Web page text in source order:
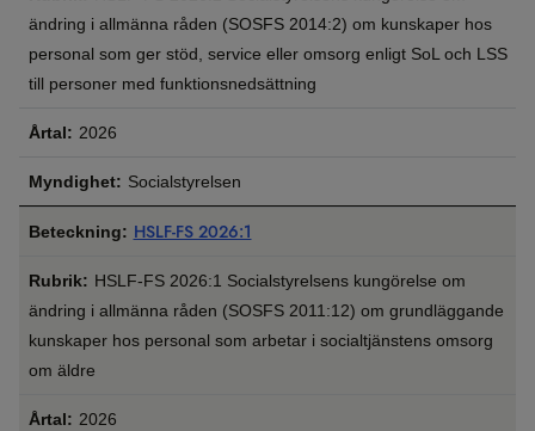
ändring i allmänna råden (SOSFS 2014:2) om kunskaper hos
personal som ger stöd, service eller omsorg enligt SoL och LSS
till personer med funktionsnedsättning
2026
Socialstyrelsen
HSLF-FS 2026:1
HSLF-FS 2026:1 Socialstyrelsens kungörelse om
ändring i allmänna råden (SOSFS 2011:12) om grundläggande
kunskaper hos personal som arbetar i socialtjänstens omsorg
om äldre
2026